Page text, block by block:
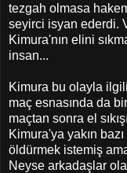
tezgah olmasa
seyirci isyan ederdi.
Kimura'nın elini
insan...
Kimura bu olayla
maç esnasında da
maçtan sonra el
Kimura'ya yakın
öldürmek istemiş
Neyse arkadaşlar